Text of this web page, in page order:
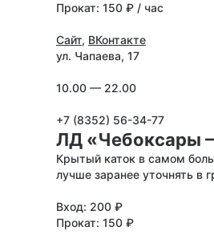
Прокат: 150 ₽ / час
Сайт, ВКонтакте
ул. Чапаева, 17
10.00 — 22.00
+7 (8352) 56-34-77
ЛД «Чебоксары
Крытый каток в самом
лучше заранее уточнять в
Вход: 200 ₽
Прокат: 150 ₽